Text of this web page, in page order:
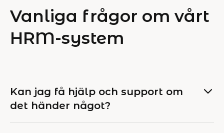
Vanliga frågor om vårt
HRM-system
Kan jag få hjälp och support om
det händer något?